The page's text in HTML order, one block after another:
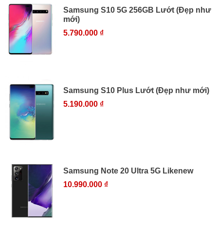
Samsung S10 5G 256GB Lướt (Đẹp như
mới)
5.790.000 ₫
Samsung S10 Plus Lướt (Đẹp như mới)
5.190.000 ₫
Samsung Note 20 Ultra 5G Likenew
10.990.000 ₫